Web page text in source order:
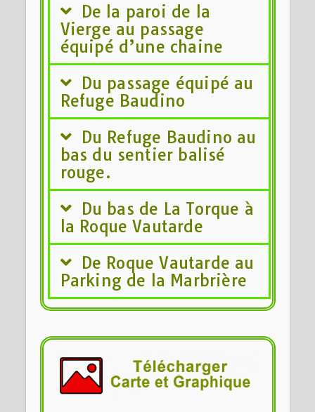
De la paroi de la
Vierge au passage
équipé d’une chaine
Du passage équipé au
Refuge Baudino
Du Refuge Baudino au
bas du sentier balisé
rouge.
Du bas de La Torque à
la Roque Vautarde
De Roque Vautarde au
Parking de la Marbrière